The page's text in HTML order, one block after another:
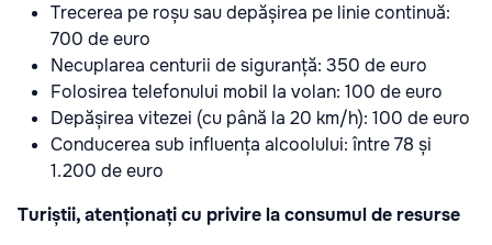
Trecerea pe roșu sau depășirea pe linie continuă:
700 de euro
Necuplarea centurii de siguranță: 350 de euro
Folosirea telefonului mobil la volan: 100 de euro
Depășirea vitezei (cu până la 20 km/h): 100 de euro
Conducerea sub influența alcoolului: între 78 și
1.200 de euro
Turiștii, atenționați cu privire la consumul de resurse